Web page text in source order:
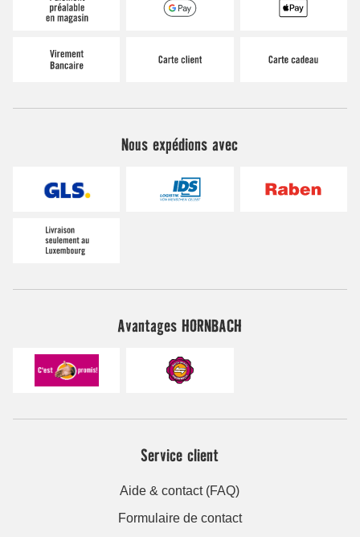
Nous expédions avec
Avantages HORNBACH
Service client
Aide & contact (FAQ)
Formulaire de contact